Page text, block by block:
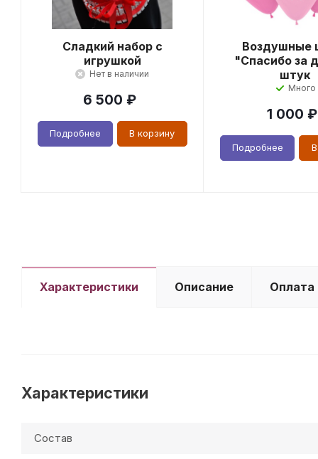
Сладкий набор с
игрушкой
Нет в наличии
6 500 ₽
Подробнее В корзину
Воздушные
"Спасибо за
штук
Много
1 000 ₽
Подробнее
Характеристики Описание Оплата
Характеристики
Состав